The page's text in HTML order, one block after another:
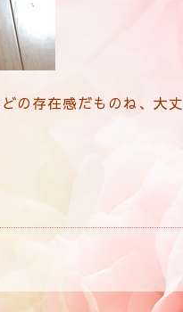
の存在感だものね、大